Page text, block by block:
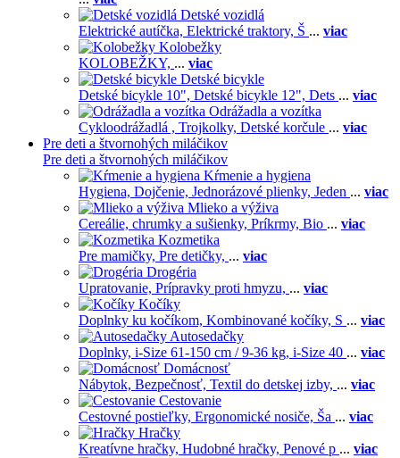
Detské vozidlá
Elektrické autíčka, Elektrické traktory, Š ... viac
Kolobežky
KOLOBEŽKY, ... viac
Detské bicykle
Detské bicykle 10", Detské bicykle 12", Dets ... viac
Odrážadla a vozítka
Cykloodrážadlá , Trojkolky, Detské korčule ... viac
Pre deti a štvornohých miláčikov
Pre deti a štvornohých miláčikov
Kŕmenie a hygiena
Hygiena, Dojčenie, Jednorázové plienky, Jeden ... viac
Mlieko a výživa
Cereálie, chrumky a sušienky, Príkrmy, Bio ... viac
Kozmetika
Pre mamičky, Pre detičky, ... viac
Drogéria
Upratovanie, Prípravky proti hmyzu, ... viac
Kočíky
Doplnky ku kočíkom, Kombinované kočíky, S ... viac
Autosedačky
Doplnky, i-Size 61-150 cm / 9-36 kg, i-Size 40 ... viac
Domácnosť
Nábytok, Bezpečnosť, Textil do detskej izby, ... viac
Cestovanie
Cestovné postieľky, Ergonomické nosiče, Ša ... viac
Hračky
Kreatívne hračky, Hudobné hračky, Penové p ... viac